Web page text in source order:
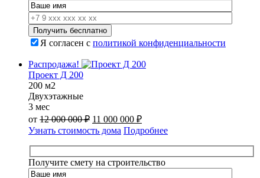
Я согласен с политикой конфиденциальности
Распродажа!
Проект Д 200
200 м2
Двухэтажные
3 мес
от 12 000 000₽ Первоначальная
цена
составляла
12
000
000 ₽.
11 000 000 ₽Текущая
цена:
11
000
000 ₽.
Узнать стоимость дома Подробнее
Получите смету на строительство